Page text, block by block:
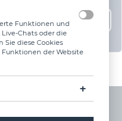
Links
Funktionen und
Chats oder die
Sie diese Cookies
der Website